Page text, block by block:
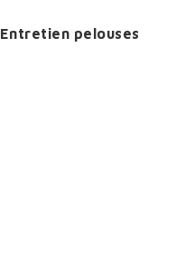
Entretien pelouses